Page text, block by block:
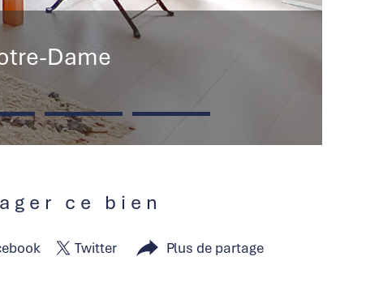
Dame
ce bien
Twitter Plus de partage